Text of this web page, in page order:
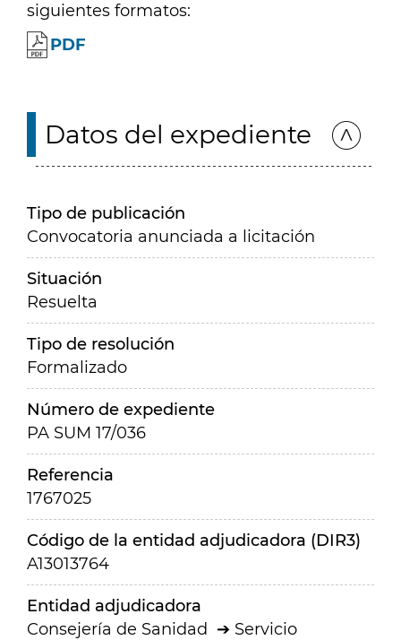
siguientes formatos:
PDF
Datos del expediente
Tipo de publicación
Convocatoria anunciada a licitación
Situación
Resuelta
Tipo de resolución
Formalizado
Número de expediente
PA SUM 17/036
Referencia
1767025
Código de la entidad adjudicadora (DIR3)
A13013764
Entidad adjudicadora
Consejería de Sanidad
Servicio